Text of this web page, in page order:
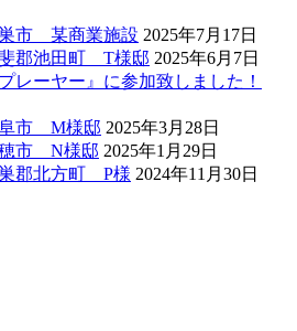
市 某商業施設 2025年7月17日
郡池田町 T様邸 2025年6月7日
レーヤー』に参加致しました！
市 M様邸 2025年3月28日
市 N様邸 2025年1月29日
郡北方町 P様 2024年11月30日